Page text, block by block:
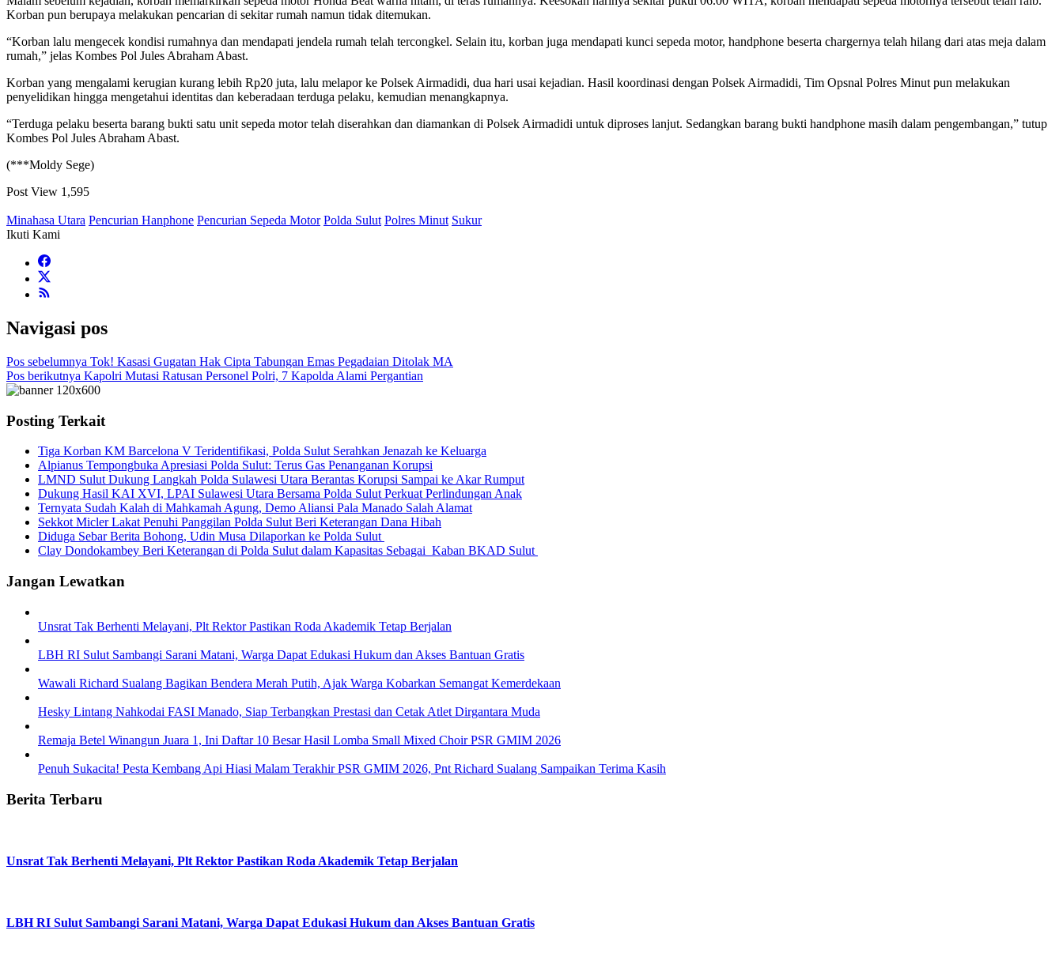
Korban pun berupaya melakukan pencarian di sekitar rumah namun tidak ditemukan.
“Korban lalu mengecek kondisi rumahnya dan mendapati jendela rumah telah tercongkel. Selain itu, korban juga mendapati kunci sepeda motor, handphone beserta chargernya telah hilang dari atas meja dalam
rumah,” jelas Kombes Pol Jules Abraham Abast.
Korban yang mengalami kerugian kurang lebih Rp20 juta, lalu melapor ke Polsek Airmadidi, dua hari usai kejadian. Hasil koordinasi dengan Polsek Airmadidi, Tim Opsnal Polres Minut pun melakukan
penyelidikan hingga mengetahui identitas dan keberadaan terduga pelaku, kemudian menangkapnya.
“Terduga pelaku beserta barang bukti satu unit sepeda motor telah diserahkan dan diamankan di Polsek Airmadidi untuk diproses lanjut. Sedangkan barang bukti handphone masih dalam pengembangan,” tutup
Kombes Pol Jules Abraham Abast.
(***Moldy Sege)
Post View 1,595
Minahasa Utara Pencurian Hanphone Pencurian Sepeda Motor Polda Sulut Polres Minut Sukur
Ikuti Kami
Navigasi pos
Pos sebelumnya Tok! Kasasi Gugatan Hak Cipta Tabungan Emas Pegadaian Ditolak MA
Pos berikutnya Kapolri Mutasi Ratusan Personel Polri, 7 Kapolda Alami Pergantian
Posting Terkait
Tiga Korban KM Barcelona V Teridentifikasi, Polda Sulut Serahkan Jenazah ke Keluarga
Alpianus Tempongbuka Apresiasi Polda Sulut: Terus Gas Penanganan Korupsi
LMND Sulut Dukung Langkah Polda Sulawesi Utara Berantas Korupsi Sampai ke Akar Rumput
Dukung Hasil KAI XVI, LPAI Sulawesi Utara Bersama Polda Sulut Perkuat Perlindungan Anak
Ternyata Sudah Kalah di Mahkamah Agung, Demo Aliansi Pala Manado Salah Alamat
Sekkot Micler Lakat Penuhi Panggilan Polda Sulut Beri Keterangan Dana Hibah
Diduga Sebar Berita Bohong, Udin Musa Dilaporkan ke Polda Sulut
Clay Dondokambey Beri Keterangan di Polda Sulut dalam Kapasitas Sebagai Kaban BKAD Sulut
Jangan Lewatkan
Unsrat Tak Berhenti Melayani, Plt Rektor Pastikan Roda Akademik Tetap Berjalan
LBH RI Sulut Sambangi Sarani Matani, Warga Dapat Edukasi Hukum dan Akses Bantuan Gratis
Wawali Richard Sualang Bagikan Bendera Merah Putih, Ajak Warga Kobarkan Semangat Kemerdekaan
Hesky Lintang Nahkodai FASI Manado, Siap Terbangkan Prestasi dan Cetak Atlet Dirgantara Muda
Remaja Betel Winangun Juara 1, Ini Daftar 10 Besar Hasil Lomba Small Mixed Choir PSR GMIM 2026
Penuh Sukacita! Pesta Kembang Api Hiasi Malam Terakhir PSR GMIM 2026, Pnt Richard Sualang Sampaikan Terima Kasih
Berita Terbaru
Unsrat Tak Berhenti Melayani, Plt Rektor Pastikan Roda Akademik Tetap Berjalan
LBH RI Sulut Sambangi Sarani Matani, Warga Dapat Edukasi Hukum dan Akses Bantuan Gratis